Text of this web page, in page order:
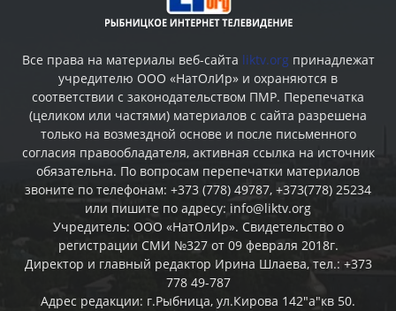
Все права на материалы веб-сайта liktv.org принадлежат
учредителю ООО «НатОлИр» и охраняются в
соответствии с законодательством ПМР. Перепечатка
(целиком или частями) материалов c сайта разрешена
только на возмездной основе и после письменного
согласия правообладателя, активная ссылка на источник
обязательна. По вопросам перепечатки материалов
звоните по телефонам: +373 (778) 49787, +373(778) 25234
или пишите по адресу: info@liktv.org
Учредитель: ООО «НатОлИр». Свидетельство о
регистрации СМИ №327 от 09 февраля 2018г.
Директор и главный редактор Ирина Шлаева, тел.: +373
778 49-787
Адрес редакции: г.Рыбница, ул.Кирова 142"а"кв 50.